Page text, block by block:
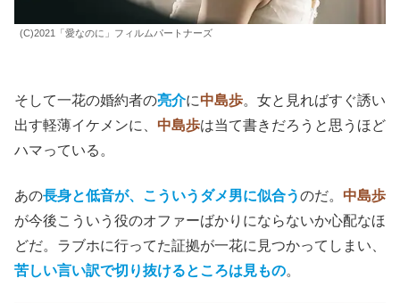
(C)2021「愛なのに」フィルムパートナーズ
そして一花の婚約者の亮介に中島歩。女と見ればすぐ誘い
出す軽薄イケメンに、 中島歩は当て書きだろうと思うほど
ハマっている。
あの長身と低音が、こういうダメ男に似合うのだ。 中島歩
が今後こういう役のオファーばかりにならないか心配なほ
どだ。ラブホに行ってた証拠が一花に見つかってしまい、
苦しい言い訳で切り抜けるところは見もの。